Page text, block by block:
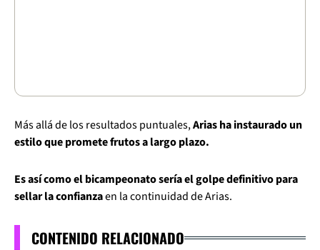
Más allá de los resultados puntuales,Arias ha instaurado un
estilo que promete frutos a largo plazo.
Es así como el bicampeonato sería el golpe definitivo para
sellar la confianzaen la continuidad de Arias.
CONTENIDO RELACIONADO